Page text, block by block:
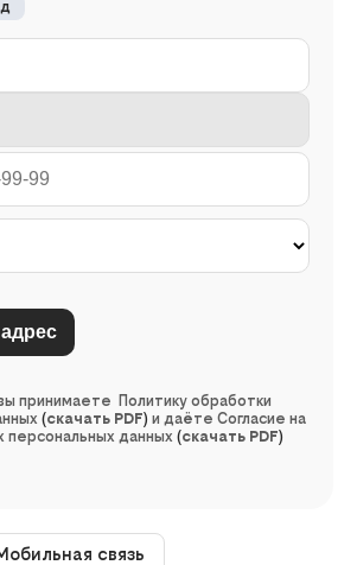
принимаете Политику обработки
(скачать PDF) и даёте Согласие на
персональных данных (скачать PDF)
связь